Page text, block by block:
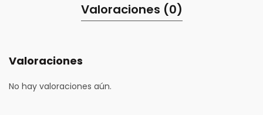
Valoraciones (0)
Valoraciones
No hay valoraciones aún.